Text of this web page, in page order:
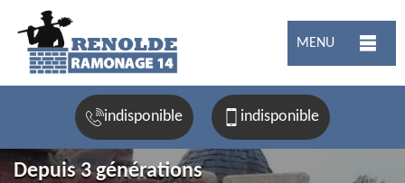
MENU
indisponible indisponible
Depuis 3 générations